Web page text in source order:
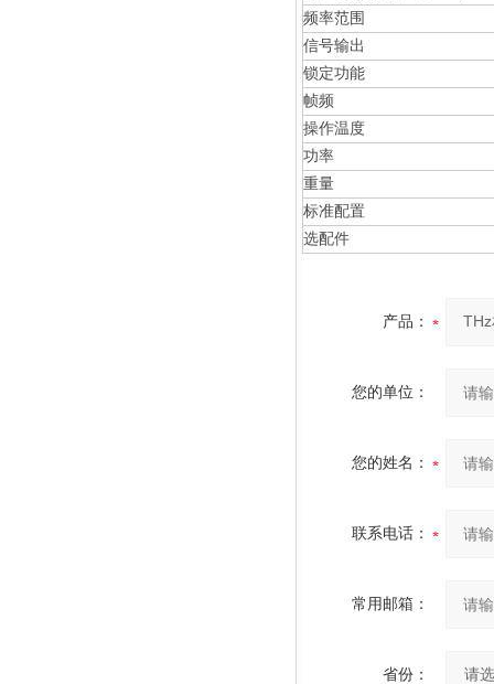
频率范围
信号输出
锁定功能
帧频
操作温度
功率
重量
标准配置
选配件
产品：
您的单位：
您的姓名：
联系电话：
常用邮箱：
省份：